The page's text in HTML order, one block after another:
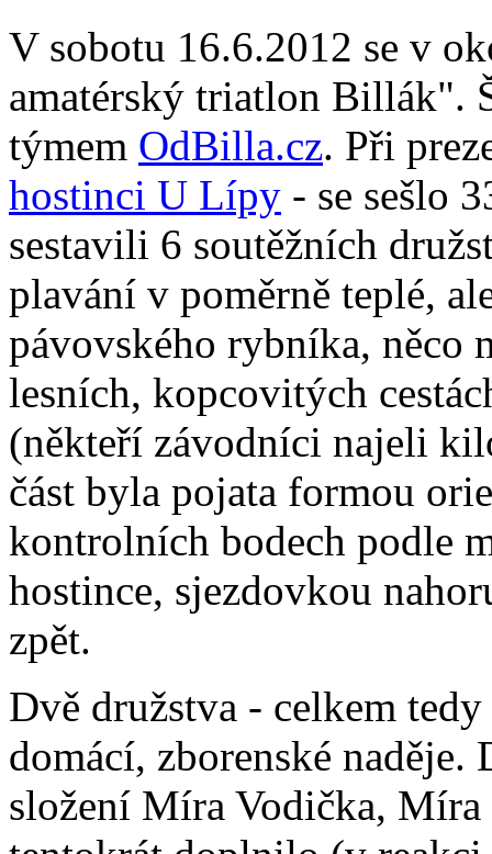
V sobotu 16.6.2012 se v
amatérský triatlon Billák".
týmem OdBilla.cz. Při
hostinci U Lípy - se sešlo
sestavili 6 soutěžních
plavání v poměrně teplé,
pávovského rybníka, něco
lesních, kopcovitých
(někteří závodníci najeli
část byla pojata formou
kontrolních bodech podle
hostince, sjezdovkou
zpět.
Dvě družstva - celkem
domácí, zborenské
složení Míra Vodička, Míra